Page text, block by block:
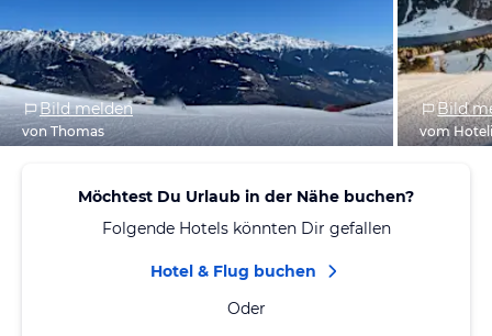
Bild melden
von Thomas
Bild
vom
Möchtest Du Urlaub in der Nähe buchen?
Folgende Hotels könnten Dir gefallen
Hotel & Flug buchen
Oder